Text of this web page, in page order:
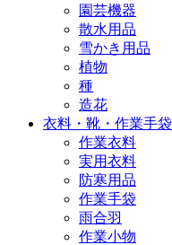
園芸機器
散水用品
雪かき用品
植物
種
造花
衣料・靴・作業手袋
作業衣料
実用衣料
防寒用品
作業手袋
雨合羽
作業小物